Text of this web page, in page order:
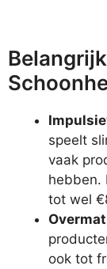
speelt
vaak
hebben.
tot wel
ook tot